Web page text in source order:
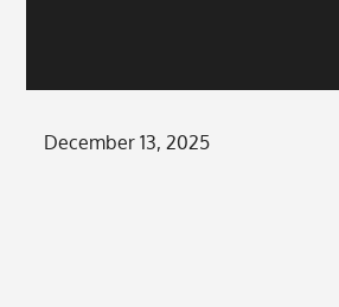
Posted
December 13, 2025